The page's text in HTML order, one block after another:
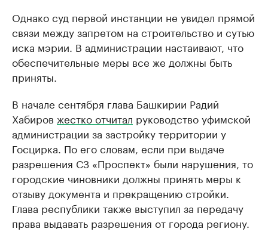
Однако суд первой инстанции не увидел прямой
связи между запретом на строительство и сутью
иска мэрии. В администрации настаивают, что
обеспечительные меры все же должны быть
приняты.
В начале сентября глава Башкирии Радий
Хабиров жестко отчитал руководство уфимской
администрации за застройку территории у
Госцирка. По его словам, если при выдаче
разрешения СЗ «Проспект» были нарушения, то
городские чиновники должны принять меры к
отзыву документа и прекращению стройки.
Глава республики также выступил за передачу
права выдавать разрешения от города региону.